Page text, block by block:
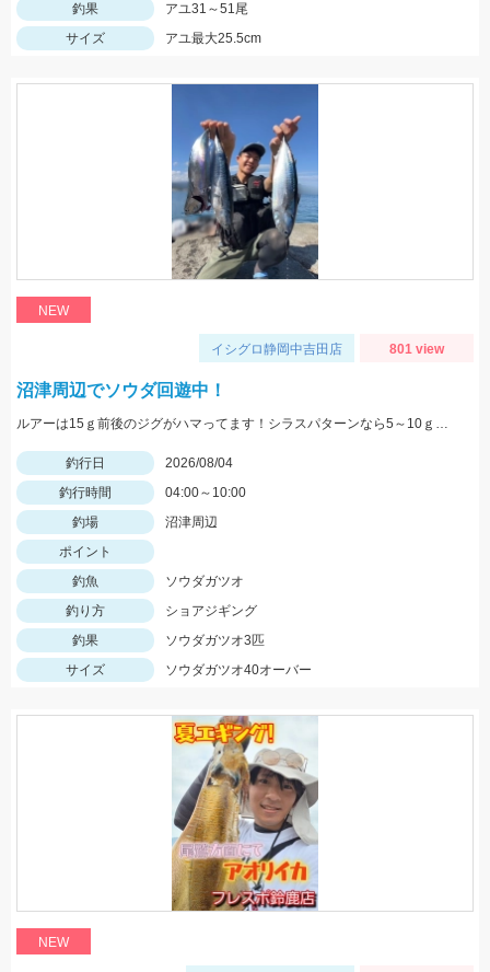
釣果
アユ31～51尾
サイズ
アユ最大25.5cm
NEW
イシグロ静岡中吉田店 801 view
沼津周辺でソウダ回遊中！
ルアーは15ｇ前後のジグがハマってます！シラスパターンなら5～10ｇのジグが強いです！ＳＬＳで狙うのがおすすめ！
釣行日
2026/08/04
釣行時間
04:00～10:00
釣場
沼津周辺
ポイント
釣魚
ソウダガツオ
釣り方
ショアジギング
釣果
ソウダガツオ3匹
サイズ
ソウダガツオ40オーバー
NEW